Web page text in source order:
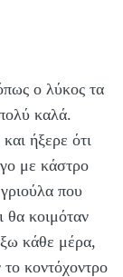
ο λύκος τα
καλά.
ήξερε ότι
με κάστρο
που
θα κοιμόταν
κάθε μέρα,
κοντόχοντρο